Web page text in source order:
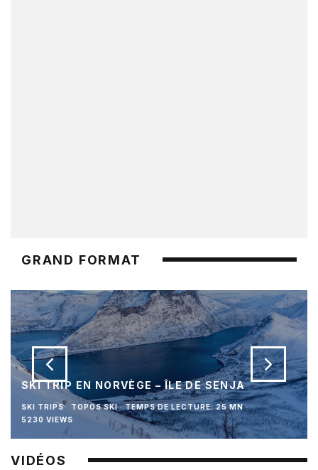
GRAND FORMAT
SKI TRIP EN NORVÈGE – ÎLE DE SENJA
SKI TRIPS TOPOS SKI · TEMPS DE LECTURE: 25 MN ·
5230 VIEWS
VIDÉOS